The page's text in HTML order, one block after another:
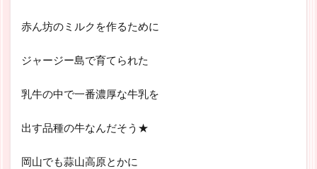
赤ん坊のミルクを作るために
ジャージー島で育てられた
乳牛の中で一番濃厚な牛乳を
出す品種の牛なんだそう★
岡山でも蒜山高原とかに